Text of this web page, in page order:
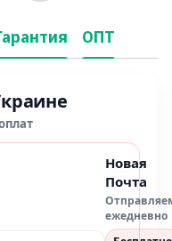
ОПТ
Новая
Почта
ежедневно